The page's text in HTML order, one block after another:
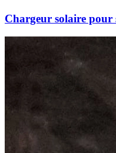
Chargeur solaire pour